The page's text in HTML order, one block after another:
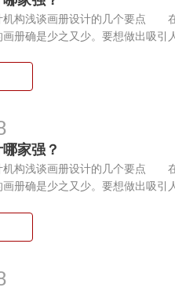
浅谈画册设计的几个要点 在
册确是少之又少。要想做出吸
家强？
浅谈画册设计的几个要点 在
册确是少之又少。要想做出吸